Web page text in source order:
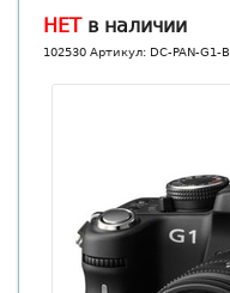
НЕТв наличии
102530 Артикул: DC-PAN-G1-B